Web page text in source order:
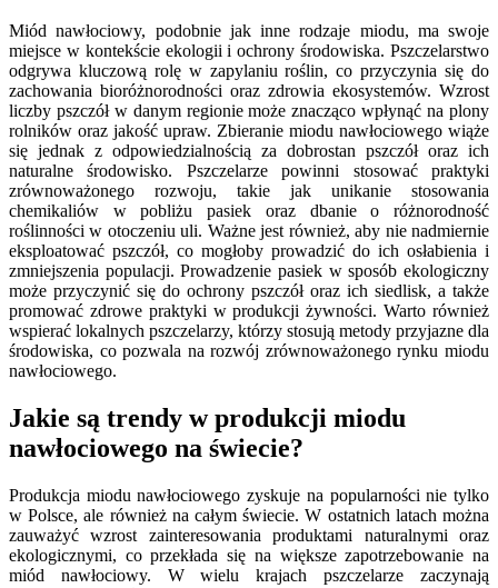
Miód nawłociowy, podobnie jak inne rodzaje miodu, ma swoje
miejsce w kontekście ekologii i ochrony środowiska. Pszczelarstwo
odgrywa kluczową rolę w zapylaniu roślin, co przyczynia się do
zachowania bioróżnorodności oraz zdrowia ekosystemów. Wzrost
liczby pszczół w danym regionie może znacząco wpłynąć na plony
rolników oraz jakość upraw. Zbieranie miodu nawłociowego wiąże
się jednak z odpowiedzialnością za dobrostan pszczół oraz ich
naturalne środowisko. Pszczelarze powinni stosować praktyki
zrównoważonego rozwoju, takie jak unikanie stosowania
chemikaliów w pobliżu pasiek oraz dbanie o różnorodność
roślinności w otoczeniu uli. Ważne jest również, aby nie nadmiernie
eksploatować pszczół, co mogłoby prowadzić do ich osłabienia i
zmniejszenia populacji. Prowadzenie pasiek w sposób ekologiczny
może przyczynić się do ochrony pszczół oraz ich siedlisk, a także
promować zdrowe praktyki w produkcji żywności. Warto również
wspierać lokalnych pszczelarzy, którzy stosują metody przyjazne dla
środowiska, co pozwala na rozwój zrównoważonego rynku miodu
nawłociowego.
Jakie są trendy w produkcji miodu
nawłociowego na świecie?
Produkcja miodu nawłociowego zyskuje na popularności nie tylko
w Polsce, ale również na całym świecie. W ostatnich latach można
zauważyć wzrost zainteresowania produktami naturalnymi oraz
ekologicznymi, co przekłada się na większe zapotrzebowanie na
miód nawłociowy. W wielu krajach pszczelarze zaczynają